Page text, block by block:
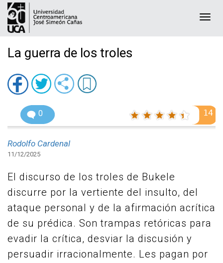
La guerra de los troles
0 14
Rodolfo Cardenal
11/12/2025
El discurso de los troles de Bukele
discurre por la vertiente del insulto, del
ataque personal y de la afirmación acrítica
de su prédica. Son trampas retóricas para
evadir la crítica, desviar la discusión y
persuadir irracionalmente. Les pagan por